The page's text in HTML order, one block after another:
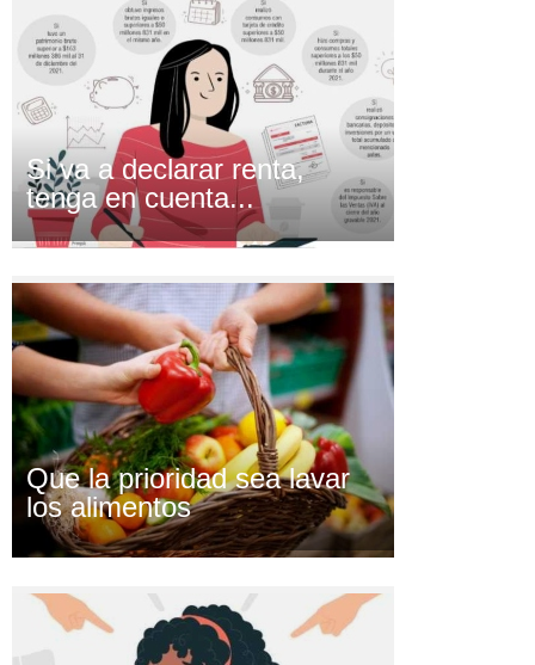
Si va a declarar renta,
tenga en cuenta...
Que la prioridad sea lavar
los alimentos